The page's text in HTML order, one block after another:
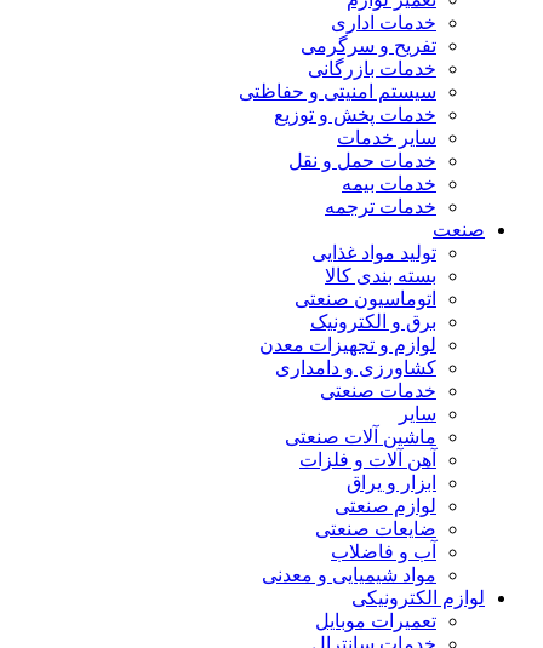
خدمات اداری
تفریح و سرگرمی
خدمات بازرگانی
سیستم امنیتی و حفاظتی
خدمات پخش و توزیع
سایر خدمات
خدمات حمل و نقل
خدمات بیمه
خدمات ترجمه
صنعت
تولید مواد غذایی
بسته بندی کالا
اتوماسیون صنعتی
برق و الکترونیک
لوازم و تجهیزات معدن
کشاورزی و دامداری
خدمات صنعتی
سایر
ماشین آلات صنعتی
آهن آلات و فلزات
ابزار و یراق
لوازم صنعتی
ضایعات صنعتی
آب و فاضلاب
مواد شیمیایی و معدنی
لوازم الکترونیکی
تعمیرات موبایل